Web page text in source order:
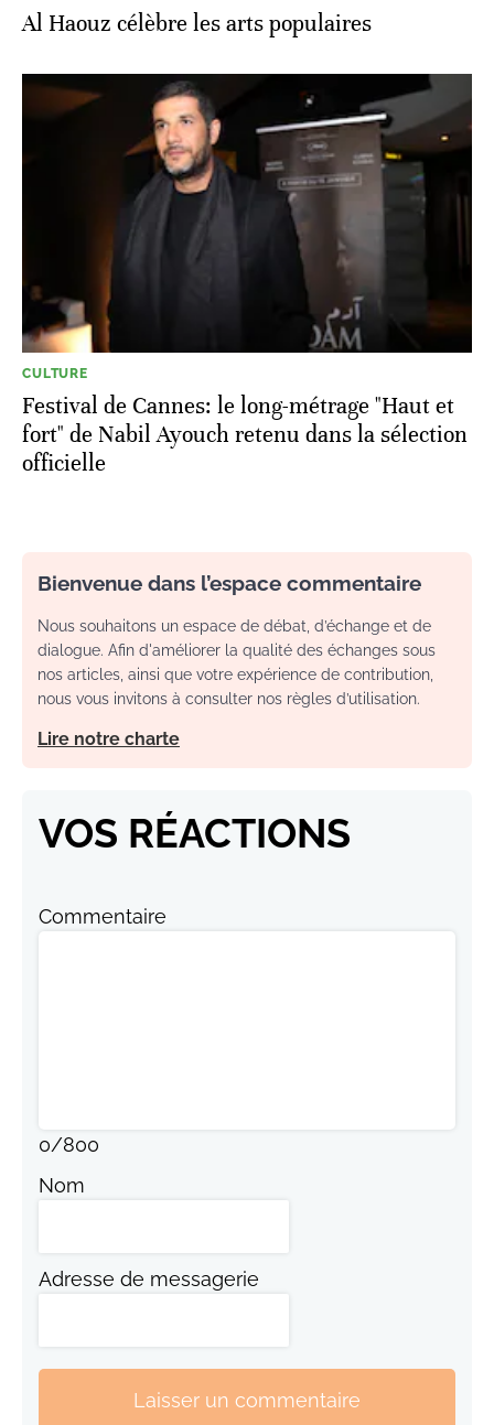
Al Haouz célèbre les arts populaires
CULTURE
Festival de Cannes: le long-métrage "Haut et
fort" de Nabil Ayouch retenu dans la sélection
officielle
Bienvenue dans l’espace commentaire
Nous souhaitons un espace de débat, d’échange et de
dialogue. Afin d'améliorer la qualité des échanges sous
nos articles, ainsi que votre expérience de contribution,
nous vous invitons à consulter nos règles d’utilisation.
Lire notre charte
VOS RÉACTIONS
Commentaire
0/800
Nom
Adresse de messagerie
Laisser un commentaire